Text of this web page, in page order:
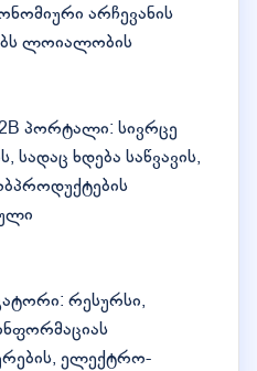
არჩევანის
ლოიალობის
პორტალი: სივრცე
სადაც ხდება საწვავის,
რესურსი,
ელექტრო-